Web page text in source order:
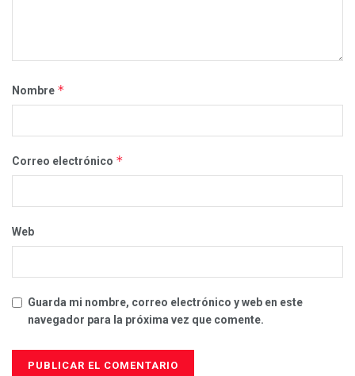
Nombre *
Correo electrónico *
Web
Guarda mi nombre, correo electrónico y web en este
navegador para la próxima vez que comente.